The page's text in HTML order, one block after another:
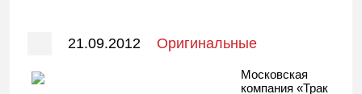
21.09.2012
Оригинальные
запчасти для китайских грузовиков и
самосвалов от «Тpaк Пapтc»
Московская
компания «Трак